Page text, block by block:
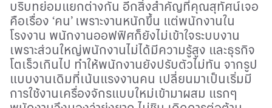
บริบทย่อมแยกต่างกัน อีกสิ่งสำคัญที่คุณสุทัศน์เจอ
คือเรื่อง ‘คน’เพราะงานหนักขึ้น แต่พนักงานใน
โรงงาน พนักงานออฟฟิศก็ยังไม่เข้าใจระบบงาน
เพราะส่วนใหญ่พนักงานไม่ได้มีความรู้สูง และธุรกิจ
โตเร็วเกินไป ทำให้พนักงานยังปรับตัวไม่ทัน จากรูป
แบบงานเดิมที่เน้นแรงงานคน เปลี่ยนมาเป็นเริ่มมี
การใช้งานเครื่องจักรแบบใหม่เข้ามาผสม แรกๆ